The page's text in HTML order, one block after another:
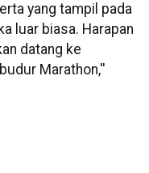
yang tampil pada
luar biasa. Harapan
datang ke
Marathon,''